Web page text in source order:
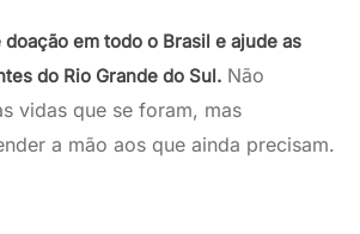
em todo o Brasil e ajude as
do Rio Grande do Sul. Não
vidas que se foram, mas
a mão aos que ainda precisam.